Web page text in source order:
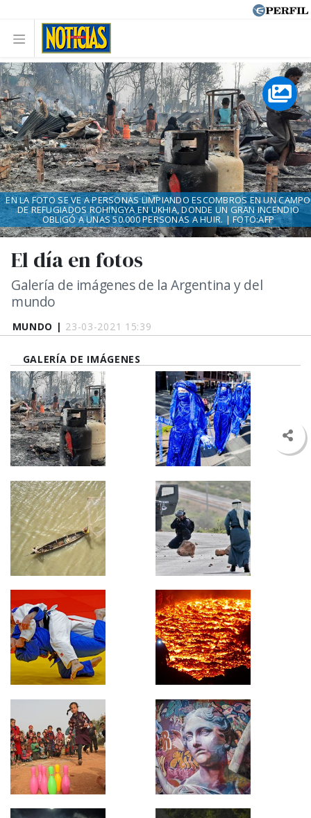
MUNDO | 23-03-2021 15:39
El día en fotos
Galería de imágenes de la Argentina y del
mundo
EN LA FOTO SE VE A PERSONAS LIMPIANDO ESCOMBROS EN UN CAMPO
DE REFUGIADOS ROHINGYA EN UKHIA, DONDE UN GRAN INCENDIO
OBLIGÓ A UNAS 50.000 PERSONAS A HUIR. | FOTO:AFP
GALERÍA DE IMÁGENES